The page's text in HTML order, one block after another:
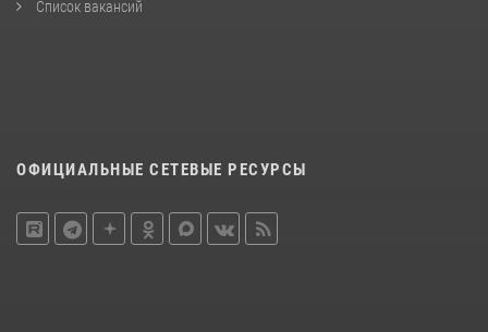
Список вакансий
ОФИЦИАЛЬНЫЕ СЕТЕВЫЕ РЕСУРСЫ